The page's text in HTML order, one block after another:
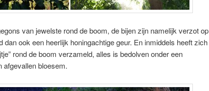
van jewelste rond de boom, de bijen zijn namelijk verzot op
dan ook een heerlijk honingachtige geur. En inmiddels heeft zich
rond de boom verzameld, alles is bedolven onder een
afgevallen bloesem.